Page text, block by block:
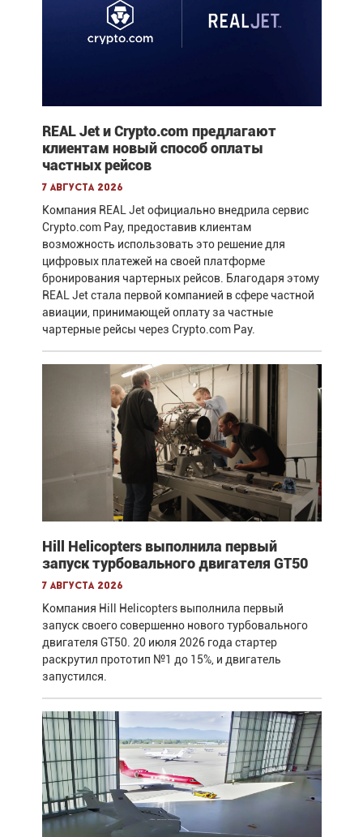
REAL Jet и Crypto.com предлагают
клиентам новый способ оплаты
частных рейсов
7 августа 2026
Компания REAL Jet официально внедрила сервис
Crypto.com Pay, предоставив клиентам
возможность использовать это решение для
цифровых платежей на своей платформе
бронирования чартерных рейсов. Благодаря этому
REAL Jet стала первой компанией в сфере частной
авиации, принимающей оплату за частные
чартерные рейсы через Crypto.com Pay.
Hill Helicopters выполнила первый
запуск турбовального двигателя GT50
7 августа 2026
Компания Hill Helicopters выполнила первый
запуск своего совершенно нового турбовального
двигателя GT50. 20 июля 2026 года стартер
раскрутил прототип №1 до 15%, и двигатель
запустился.